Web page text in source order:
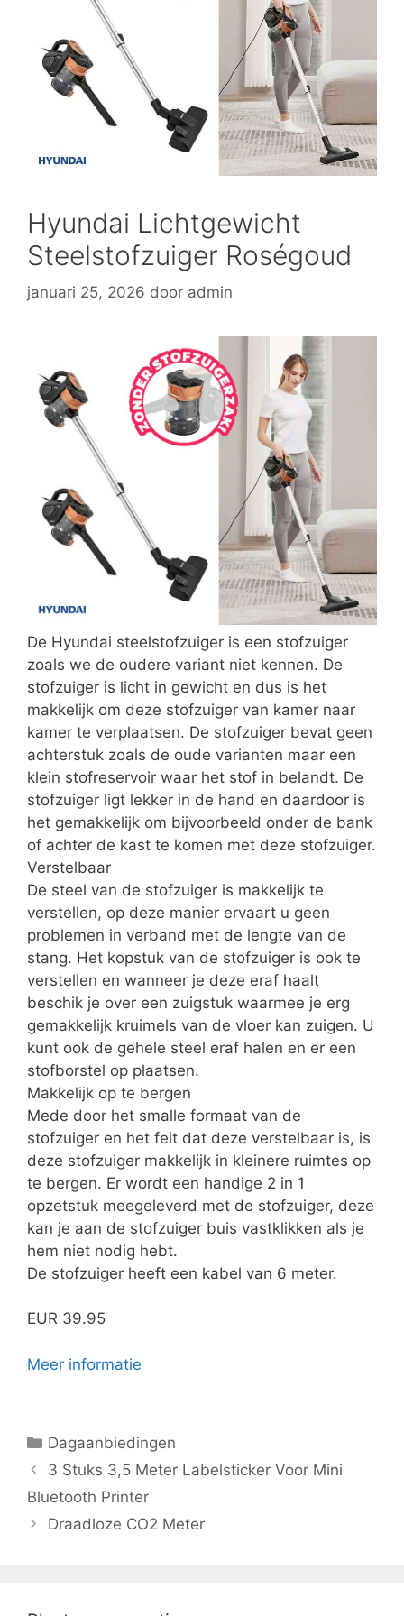
Hyundai Lichtgewicht
Steelstofzuiger Roségoud
januari 25, 2026 door admin
De Hyundai steelstofzuiger is een stofzuiger
zoals we de oudere variant niet kennen. De
stofzuiger is licht in gewicht en dus is het
makkelijk om deze stofzuiger van kamer naar
kamer te verplaatsen. De stofzuiger bevat geen
achterstuk zoals de oude varianten maar een
klein stofreservoir waar het stof in belandt. De
stofzuiger ligt lekker in de hand en daardoor is
het gemakkelijk om bijvoorbeeld onder de bank
of achter de kast te komen met deze stofzuiger.
Verstelbaar
De steel van de stofzuiger is makkelijk te
verstellen, op deze manier ervaart u geen
problemen in verband met de lengte van de
stang. Het kopstuk van de stofzuiger is ook te
verstellen en wanneer je deze eraf haalt
beschik je over een zuigstuk waarmee je erg
gemakkelijk kruimels van de vloer kan zuigen. U
kunt ook de gehele steel eraf halen en er een
stofborstel op plaatsen.
Makkelijk op te bergen
Mede door het smalle formaat van de
stofzuiger en het feit dat deze verstelbaar is, is
deze stofzuiger makkelijk in kleinere ruimtes op
te bergen. Er wordt een handige 2 in 1
opzetstuk meegeleverd met de stofzuiger, deze
kan je aan de stofzuiger buis vastklikken als je
hem niet nodig hebt.
De stofzuiger heeft een kabel van 6 meter.
EUR 39.95
Meer informatie
Categorieën
Dagaanbiedingen
3 Stuks 3,5 Meter Labelsticker Voor Mini
Bluetooth Printer
Draadloze CO2 Meter